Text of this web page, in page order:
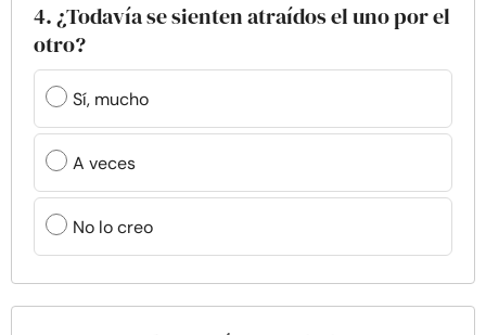
4. ¿Todavía se sienten atraídos el uno por el
otro?
Sí, mucho
A veces
No lo creo